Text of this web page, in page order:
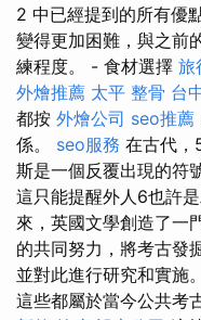
2 中已經提到的所有優
變得更加困難，與之前
練程度。 - 食材選擇 旅
外燴推薦 太平 整骨 台
都按 外燴公司 seo推薦
係。 seo服務 在古代，
斯是一個反覆出現的符
這只能提醒外人6也許
來，英國文學創造了一
的共同努力，將考古發
並對此進行研究和實施。
這些都屬於當今公共考